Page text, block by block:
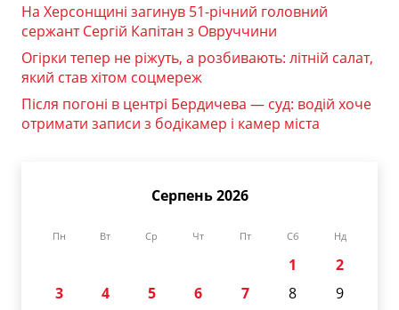
На Херсонщині загинув 51-річний головний
сержант Сергій Капітан з Овруччини
Огірки тепер не ріжуть, а розбивають: літній салат,
який став хітом соцмереж
Після погоні в центрі Бердичева — суд: водій хоче
отримати записи з бодікамер і камер міста
Серпень 2026
Пн Вт Ср Чт Пт Сб Нд
1
2
3
4 5 6 7 8
9